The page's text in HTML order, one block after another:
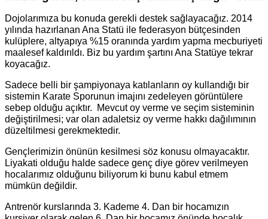
Dojolarımıza bu konuda gerekli destek sağlayacağız. 2014
yılında hazırlanan Ana Statü ile federasyon bütçesinden
kulüplere, altyapıya %15 oranında yardım yapma mecburiyeti
maalesef kaldırıldı. Biz bu yardım şartını Ana Statüye tekrar
koyacağız.
Sadece belli bir şampiyonaya katılanların oy kullandığı bir
sistemin Karate Sporunun imajını zedeleyen görüntülere
sebep olduğu açıktır. Mevcut oy verme ve seçim sisteminin
değiştirilmesi; var olan adaletsiz oy verme hakkı dağılımının
düzeltilmesi gerekmektedir.
Gençlerimizin önünün kesilmesi söz konusu olmayacaktır.
Liyakati olduğu halde sadece genç diye görev verilmeyen
hocalarımız olduğunu biliyorum ki bunu kabul etmem
mümkün değildir.
Antrenör kurslarında 3. Kademe 4. Dan bir hocamızın